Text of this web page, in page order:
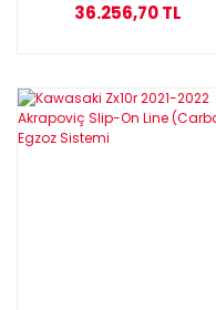
36.256,70 TL